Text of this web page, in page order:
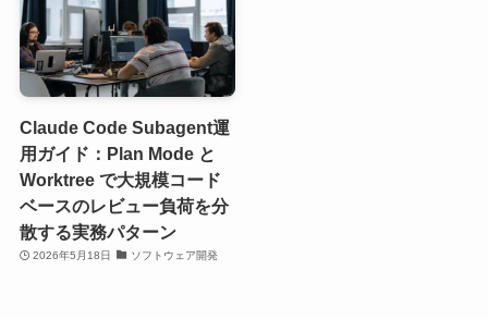
Claude Code Subagent運
用ガイド：Plan Mode と
Worktree で大規模コード
ベースのレビュー負荷を分
散する実務パターン
2026年5月18日 ソフトウェア開発